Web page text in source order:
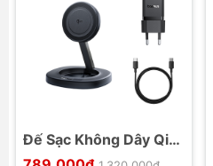
Đế Sạc Không Dây Qi2
Gấp Gọn Baseus